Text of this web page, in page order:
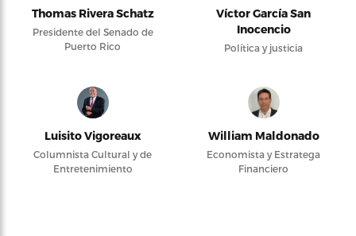
Thomas Rivera Schatz
Presidente del Senado de
Puerto Rico
Víctor García San
Inocencio
Política y justicia
Luisito Vigoreaux
Columnista Cultural y de
Entretenimiento
William Maldonado
Economista y Estratega
Financiero